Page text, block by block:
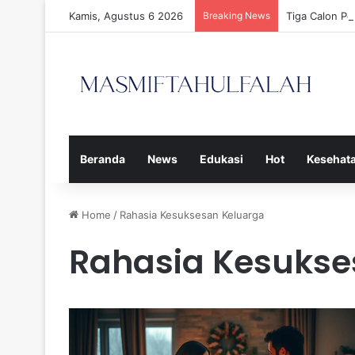
Kamis, Agustus 6 2026 Breaking News Tiga Calon
Beranda News Edukasi Hot
Home / Rahasia Kesuksesan Keluarga
Rahasia